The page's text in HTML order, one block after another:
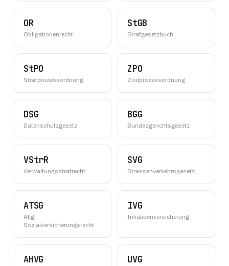
OR
Obligationenrecht
StGB
Strafgesetzbuch
StPO
Strafprozessordnung
ZPO
Zivilprozessordnung
DSG
Datenschutzgesetz
BGG
Bundesgerichtsgesetz
VStrR
Verwaltungsstrafrecht
SVG
Strassenverkehrsgesetz
ATSG
Allg.
Sozialversicherungsrecht
IVG
Invalidenversicherung
AHVG UVG